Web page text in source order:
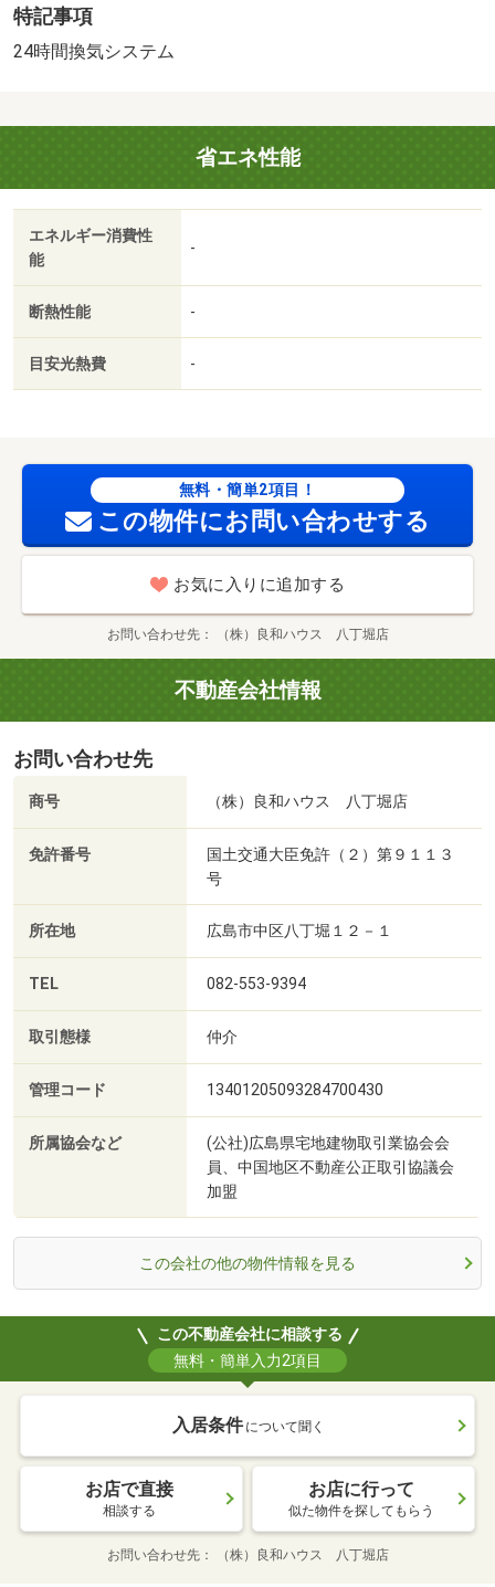
◆都市ガス◆最寄りのスーパーまで徒歩２分◆インターネ
ット使用料無料◆モニタ付オートロックで来客の確認がで
場：有（１，６５０円／月）・駐輪場：有（５５０円／
月）/カギ交換代 33000円
特記事項
24時間換気システム
省エネ性能
エネルギー消費性
能
-
断熱性能 -
目安光熱費 -
無料・簡単2項目！
この物件にお問い合わせする
お気に入りに追加する
お問い合わせ先 （株）良和ハウス 八丁堀店
不動産会社情報
お問い合わせ先
商号 （株）良和ハウス 八丁堀店
免許番号
国土交通大臣免許（２）第９１１３
号
所在地 広島市中区八丁堀１２－１
TEL 082-553-9394
取引態様 仲介
管理コード 13401205093284700430
所属協会など
(公社)広島県宅地建物取引業協会会
員、中国地区不動産公正取引協議会
加盟
この会社の他の物件情報を見る
この不動産会社に相談する
無料・簡単入力2項目
入居条件 について聞く
お店で直接
相談する
お店に行って
似た物件を探してもらう
お問い合わせ先 （株）良和ハウス 八丁堀店